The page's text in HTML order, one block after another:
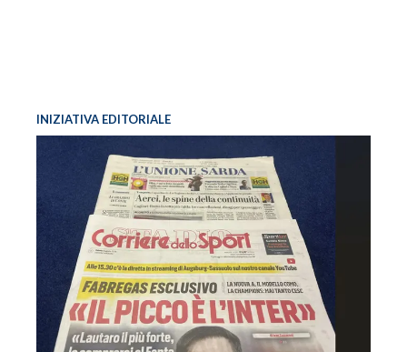
INIZIATIVA EDITORIALE